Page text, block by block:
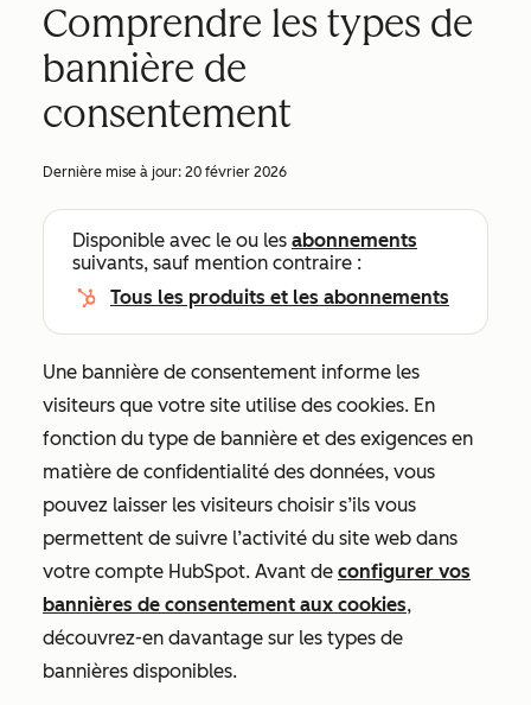
Comprendre les types de
bannière de
consentement
Dernière mise à jour: 20 février 2026
Disponible avec le ou les abonnements
suivants, sauf mention contraire :
Tous les produits et les abonnements
Une bannière de consentement informe les
visiteurs que votre site utilise des cookies. En
fonction du type de bannière et des exigences en
matière de confidentialité des données, vous
pouvez laisser les visiteurs choisir s’ils vous
permettent de suivre l’activité du site web dans
votre compte HubSpot. Avant de configurer vos
bannières de consentement aux cookies,
découvrez-en davantage sur les types de
bannières disponibles.